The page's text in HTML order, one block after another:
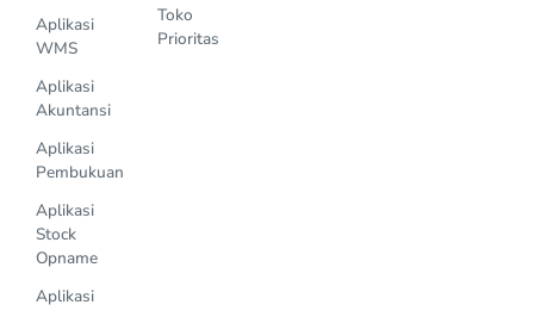
Aplikasi
WMS
Aplikasi
Akuntansi
Aplikasi
Pembukuan
Aplikasi
Stock
Opname
Aplikasi
Toko
Prioritas